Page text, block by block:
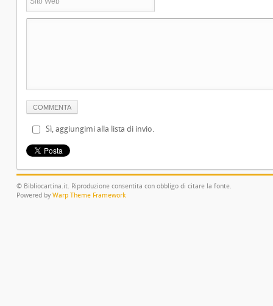
Sì, aggiungimi alla lista di invio.
© Bibliocartina.it. Riproduzione consentita con obbligo di citare la fonte.
Powered by Warp Theme Framework